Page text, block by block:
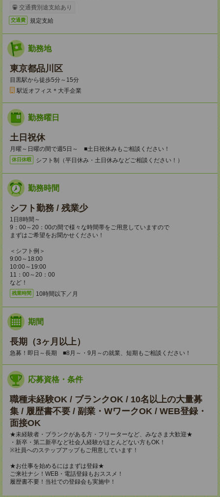
交通費別途支給あり
交通費 規定支給
勤務地
東京都品川区
目黒駅から徒歩5分～15分
駅近オフィス＊大手企業
勤務曜日
土日祝休
月曜～日曜の間で週5日～ ■土日祝休みもご相談ください！
休日休暇 シフト制（平日休み・土日休みなどご相談ください！）
勤務時間
シフト勤務 / 残業少
1日8時間～
9：00～20：00の間で様々な時間帯をご用意していますので
まずはご希望をお聞かせください！
＜シフト例＞
9:00～18:00
10:00～19:00
11：00～20：00
など！
残業時間 10時間以下／月
期間
長期（3ヶ月以上）
急募！即日～長期 ■8月～・9月～の就業、短期もご相談ください！
応募資格・条件
職種未経験OK / ブランクOK / 10名以上の大量募
集 / 履歴書不要 / 副業・WワークOK / WEB登録・
面接OK
★未経験者・ブランクがある方・フリーターなど、みなさま大歓迎★
・新卒・第二新卒など社会人経験がほとんどない方もOK！
※社員へのステップアップもご用意しています！
★お仕事を始めるにはまずは登録★
ご来社ナシ！WEB・電話登録もおススメ！
履歴書不要！当社での登録会も実施中！